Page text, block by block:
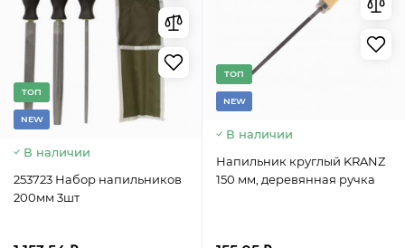
TОП
NEW
В наличии
253723 Набор напильников
200мм 3шт
TОП
NEW
В наличии
Напильник круглый KRANZ
150 мм, деревянная ручка